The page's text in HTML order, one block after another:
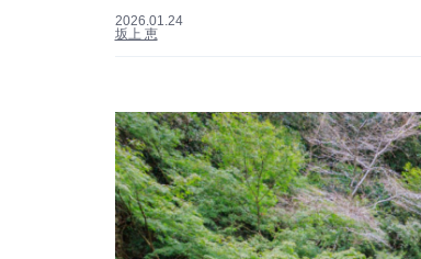
2026.01.24
坂上 恵